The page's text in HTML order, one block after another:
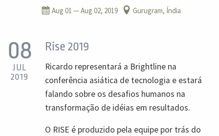
Aug 01 — Aug 02, 2019 Gurugram, Índia
08
JUL
2019
Rise 2019
Ricardo representará a Brightline na
conferência asiática de tecnologia e estará
falando sobre os desafios humanos na
transformação de idéias em resultados.
O RISE é produzido pela equipe por trás do